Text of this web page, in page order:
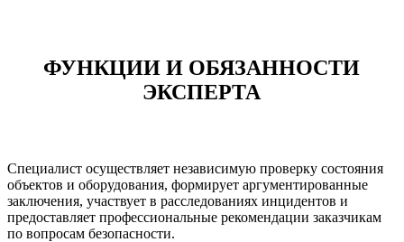
ФУНКЦИИ И ОБЯЗАННОСТИ
ЭКСПЕРТА
Специалист осуществляет независимую проверку состояния
объектов и оборудования, формирует аргументированные
заключения, участвует в расследованиях инцидентов и
предоставляет профессиональные рекомендации заказчикам
по вопросам безопасности.